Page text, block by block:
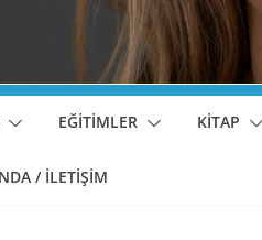
EĞİTİMLER KİTAP
/ İLETİŞİM